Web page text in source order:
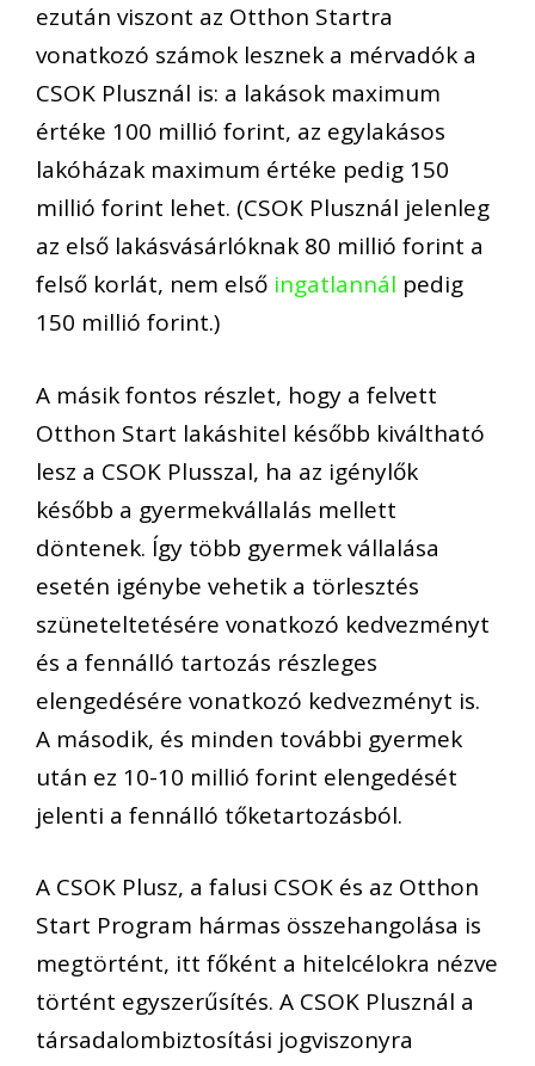
ezután viszont az Otthon Startra
vonatkozó számok lesznek a mérvadók a
CSOK Plusznál is: a lakások maximum
értéke 100 millió forint, az egylakásos
lakóházak maximum értéke pedig 150
millió forint lehet. (CSOK Plusznál jelenleg
az első lakásvásárlóknak 80 millió forint a
felső korlát, nem első ingatlannál pedig
150 millió forint.)
A másik fontos részlet, hogy a felvett
Otthon Start lakáshitel később kiváltható
lesz a CSOK Plusszal, ha az igénylők
később a gyermekvállalás mellett
döntenek. Így több gyermek vállalása
esetén igénybe vehetik a törlesztés
szüneteltetésére vonatkozó kedvezményt
és a fennálló tartozás részleges
elengedésére vonatkozó kedvezményt is.
A második, és minden további gyermek
után ez 10-10 millió forint elengedését
jelenti a fennálló tőketartozásból.
A CSOK Plusz, a falusi CSOK és az Otthon
Start Program hármas összehangolása is
megtörtént, itt főként a hitelcélokra nézve
történt egyszerűsítés. A CSOK Plusznál a
társadalombiztosítási jogviszonyra